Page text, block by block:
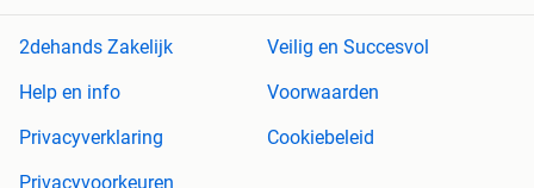
2dehands Zakelijk
Veilig en Succesvol
Help en info
Voorwaarden
Privacyverklaring
Cookiebeleid
Privacyvoorkeuren